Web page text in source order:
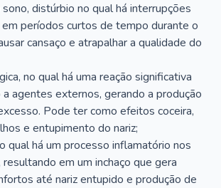
distúrbio no qual há interrupções
períodos curtos de tempo durante o
cansaço e atrapalhar a qualidade do
no qual há uma reação significativa
agentes externos, gerando a produção
Pode ter como efeitos coceira,
e entupimento do nariz;
qual há um processo inflamatório nos
em um inchaço que gera
até nariz entupido e produção de